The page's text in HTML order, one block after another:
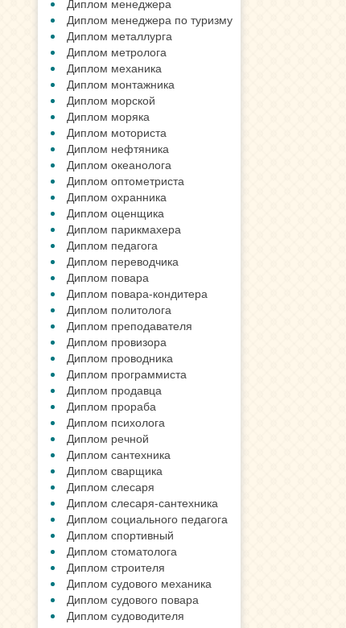
Диплом менеджера
Диплом менеджера по туризму
Диплом металлурга
Диплом метролога
Диплом механика
Диплом монтажника
Диплом морской
Диплом моряка
Диплом моториста
Диплом нефтяника
Диплом океанолога
Диплом оптометриста
Диплом охранника
Диплом оценщика
Диплом парикмахера
Диплом педагога
Диплом переводчика
Диплом повара
Диплом повара-кондитера
Диплом политолога
Диплом преподавателя
Диплом провизора
Диплом проводника
Диплом программиста
Диплом продавца
Диплом прораба
Диплом психолога
Диплом речной
Диплом сантехника
Диплом сварщика
Диплом слесаря
Диплом слесаря-сантехника
Диплом социального педагога
Диплом спортивный
Диплом стоматолога
Диплом строителя
Диплом судового механика
Диплом судового повара
Диплом судоводителя